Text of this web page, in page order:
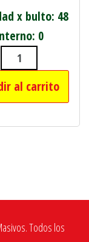
BOLSA X 1
x bulto: 48
0
FLEXIBLE
al carrito
Todos los